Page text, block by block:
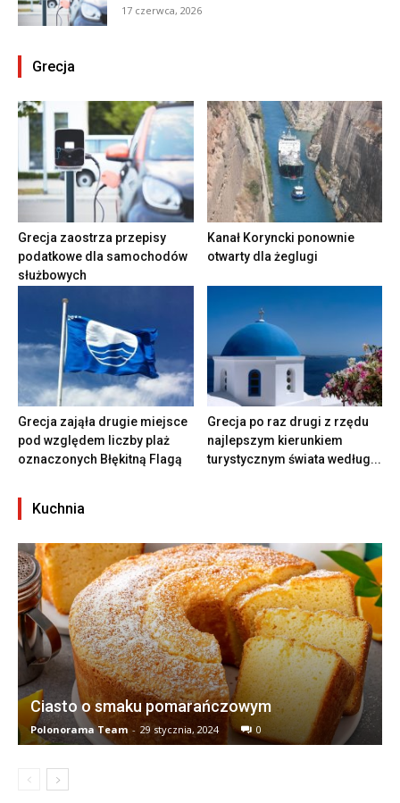
17 czerwca, 2026
Grecja
Grecja zaostrza przepisy
podatkowe dla samochodów
służbowych
Kanał Koryncki ponownie
otwarty dla żeglugi
Grecja zająła drugie miejsce
pod względem liczby plaż
oznaczonych Błękitną Flagą
Grecja po raz drugi z rzędu
najlepszym kierunkiem
turystycznym świata według...
Kuchnia
Ciasto o smaku pomarańczowym
Polonorama Team - 29 stycznia, 2024 0